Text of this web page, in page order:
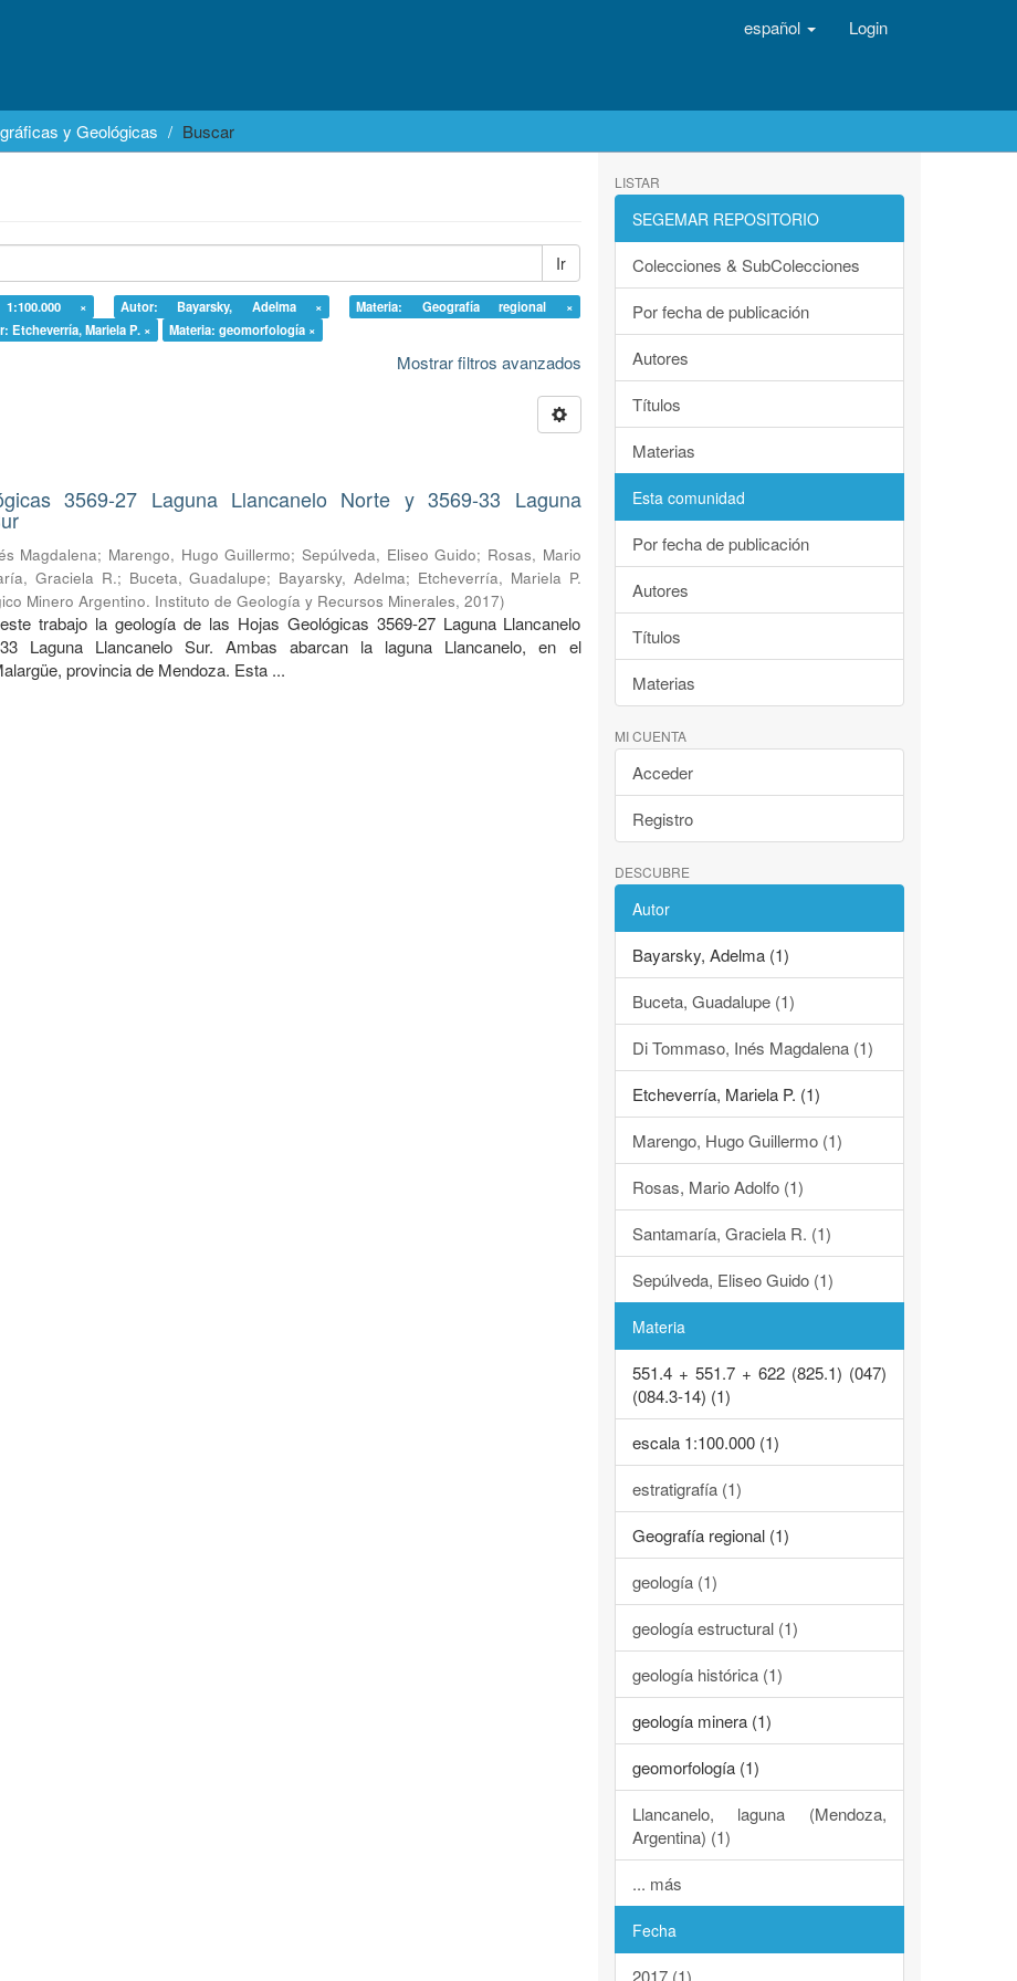
español Login
y Geológicas Buscar
Ir
× Autor: Bayarsky, Adelma ×
Materia: Geografía regional ×
Etcheverría, Mariela P. × Materia: geomorfología ×
Mostrar filtros avanzados
3569-27 Laguna Llancanelo Norte y 3569-33 Laguna
Magdalena; Marengo, Hugo Guillermo; Sepúlveda, Eliseo Guido; Rosas, Mario
Graciela R.; Buceta, Guadalupe; Bayarsky, Adelma; Etcheverría, Mariela P.
Minero Argentino. Instituto de Geología y Recursos Minerales,2017)
trabajo la geología de las Hojas Geológicas 3569-27 Laguna Llancanelo
Laguna Llancanelo Sur. Ambas abarcan la laguna Llancanelo, en el
provincia de Mendoza. Esta ...
LISTAR
SEGEMAR REPOSITORIO
Colecciones & SubColecciones
Por fecha de publicación
Autores
Títulos
Materias
Esta comunidad
Por fecha de publicación
Autores
Títulos
Materias
MI CUENTA
Acceder
Registro
DESCUBRE
Autor
Bayarsky, Adelma (1)
Buceta, Guadalupe (1)
Di Tommaso, Inés Magdalena (1)
Etcheverría, Mariela P. (1)
Marengo, Hugo Guillermo (1)
Rosas, Mario Adolfo (1)
Santamaría, Graciela R. (1)
Sepúlveda, Eliseo Guido (1)
Materia
551.4 + 551.7 + 622 (825.1) (047)
(084.3-14) (1)
escala 1:100.000 (1)
estratigrafía (1)
Geografía regional (1)
geología (1)
geología estructural (1)
geología histórica (1)
geología minera (1)
geomorfología (1)
Llancanelo, laguna (Mendoza,
Argentina) (1)
... más
Fecha
2017 (1)